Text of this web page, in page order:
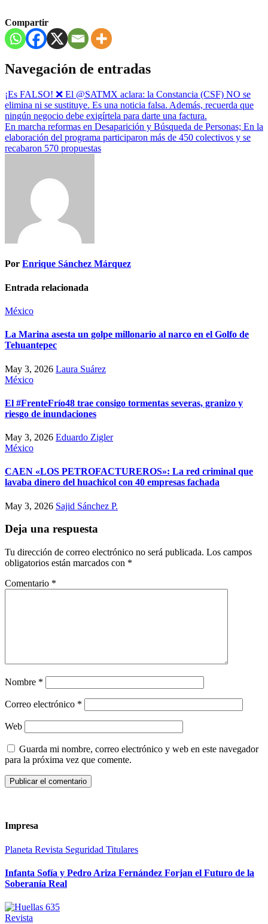
Compartir
Navegación de entradas
¡Es FALSO! ❌ El @SATMX aclara: la Constancia (CSF) NO se
elimina ni se sustituye. Es una noticia falsa. Además, recuerda que
ningún negocio debe exigírtela para darte una factura.
En marcha reformas en Desaparición y Búsqueda de Personas; En la
elaboración del programa participaron más de 450 colectivos y se
recabaron 570 propuestas
Por Enrique Sánchez Márquez
Entrada relacionada
México
La Marina asesta un golpe millonario al narco en el Golfo de
Tehuantepec
May 3, 2026 Laura Suárez
México
El #FrenteFrío48 trae consigo tormentas severas, granizo y
riesgo de inundaciones
May 3, 2026 Eduardo Zigler
México
CAEN «LOS PETROFACTUREROS»: La red criminal que
lavaba dinero del huachicol con 40 empresas fachada
May 3, 2026 Sajid Sánchez P.
Deja una respuesta
Tu dirección de correo electrónico no será publicada. Los campos
obligatorios están marcados con *
Comentario *
Nombre *
Correo electrónico *
Web
Guarda mi nombre, correo electrónico y web en este navegador
para la próxima vez que comente.
Impresa
Planeta Revista Seguridad Titulares
Infanta Sofía y Pedro Ariza Fernández Forjan el Futuro de la
Soberanía Real
Revista